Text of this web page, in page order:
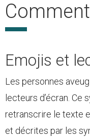
Emojis et
Les personnes
lecteurs d’écran.
retranscrire le texte
et décrites par les